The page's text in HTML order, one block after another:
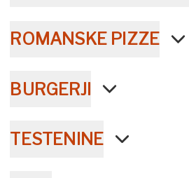
ROMANSKE PIZZE
BURGERJI
TESTENINE